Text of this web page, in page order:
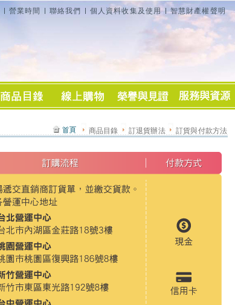
營業時間 聯絡我們 個人資料收集及使用 智慧財產權聲明
商品目錄 訂退貨辦法 訂貨與付款方法